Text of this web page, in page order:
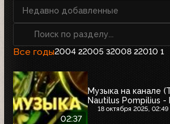
Все годы2004 22005 32008 22010 1
02:37
Музыка на канале
Nautilus Pompilius -
18 октября 2025, 02:49